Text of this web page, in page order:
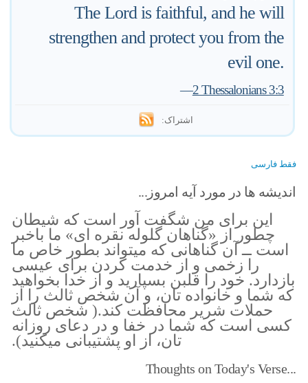
The Lord is faithful, and he will
strengthen and protect you from the
evil one.
—2 Thessalonians 3:3
اشتراک:
فقط فارسی
اندیشه ها در مورد آیه امروز...
این برای من شگفت آور است که شیطان
چطور از «گناهان گلوله نقره ای» ما باخبر
است ــ آن گناهانی که میتواند بطور خاص ما
را زخمی و از خدمت کردن برای عیسی
بازدارد. خود را قلبن بسپارید و از خدا بخواهید
که شما و خانواده تان، و آن شخص ثالث را از
حملات شریر محافظت کند.( شخص ثالث
کسی است که شما در خفا و در دعای روزانه
تان، از او پشتیبانی میکنید).
Thoughts on Today's Verse...